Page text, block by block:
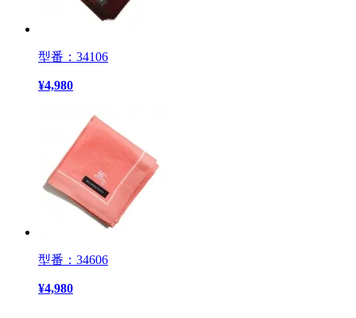
型番：34106
¥4,980
型番：34606
¥4,980